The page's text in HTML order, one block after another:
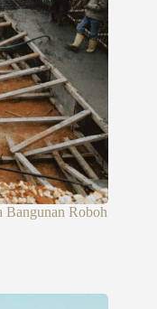
Bangunan Roboh